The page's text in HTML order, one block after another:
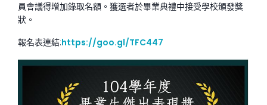
員會議得增加錄取名額。獲選者於畢業典禮中接受學校頒發獎
狀。
報名表連結:https://goo.gl/TFC447